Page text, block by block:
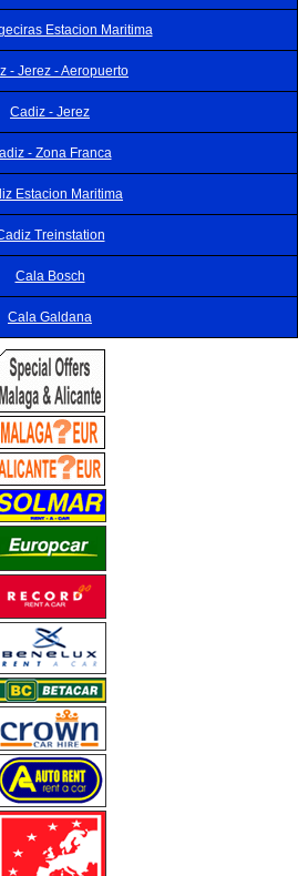
Estacion Maritima
- Jerez - Aeropuerto
Cadiz - Jerez
- Zona Franca
Estacion Maritima
Treinstation
Cala Bosch
Cala Galdana